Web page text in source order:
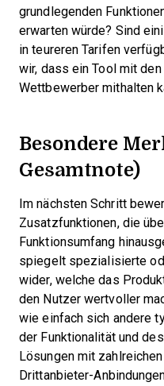
grundlegenden
erwarten würde? Sind
in teureren Tarifen
wir, dass ein Tool mit
Wettbewerber mithalten
Besondere
Gesamtnote)
Im nächsten Schritt
Zusatzfunktionen, die
Funktionsumfang
spiegelt spezialisierte
wider, welche das
den Nutzer wertvoller
wie einfach sich andere
der Funktionalität und
Lösungen mit
Drittanbieter-